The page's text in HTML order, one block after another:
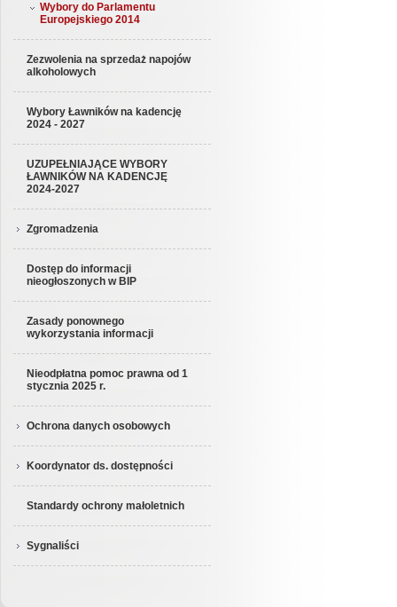
Wybory do Parlamentu
Europejskiego 2014
Zezwolenia na sprzedaż napojów
alkoholowych
Wybory Ławników na kadencję
2024 - 2027
UZUPEŁNIAJĄCE WYBORY
ŁAWNIKÓW NA KADENCJĘ
2024-2027
Zgromadzenia
Dostęp do informacji
nieogłoszonych w BIP
Zasady ponownego
wykorzystania informacji
Nieodpłatna pomoc prawna od 1
stycznia 2025 r.
Ochrona danych osobowych
Koordynator ds. dostępności
Standardy ochrony małoletnich
Sygnaliści